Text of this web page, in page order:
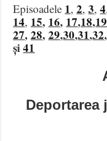
Episoadele 1,2,3,4
14, 15, 16, 17,18,19
27,28,29,30,31,32,
și41